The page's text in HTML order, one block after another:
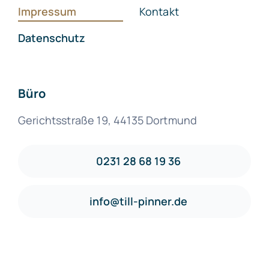
Impressum
Datenschutz
Kontakt
Büro
Gerichtsstraße 19, 44135 Dortmund
0231 28 68 19 36
info@till-pinner.de